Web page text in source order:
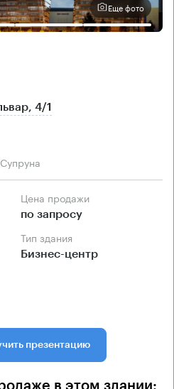
Еще фото
4/1
Цена продажи
по запросу
Тип здания
Бизнес-центр
презентацию
в этом здании: